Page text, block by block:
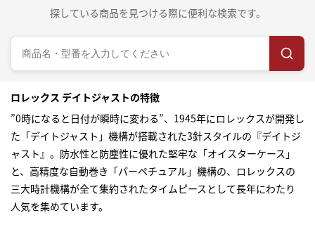
探している商品を見つける際に便利な検索です。
ロレックス デイトジャストの特徴
”0時になると日付が瞬時に変わる”、1945年にロレックスが開発し
た「デイトジャスト」機構が搭載された3針スタイルの『デイトジ
ャスト』。防水性と防塵性に優れた堅牢な「オイスターケース」
と、高精度な自動巻き「パーペチュアル」機構の、ロレックスの
三大時計機構が全て集約されたタイムピースとして長年にわたり
人気を集めています。